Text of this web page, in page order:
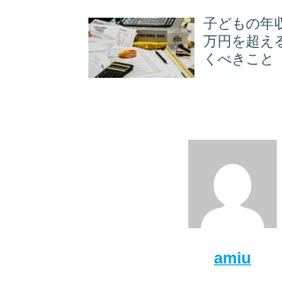
子どもの年
万円を超え
くべきこと
amiu